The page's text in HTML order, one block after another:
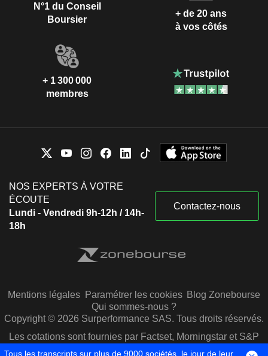
N°1 du Conseil
Boursier
+ de 20 ans
à vos côtés
+ 1 300 000
membres
NOS EXPERTS À VOTRE
ÉCOUTE
Lundi - Vendredi 9h-12h / 14h-
18h
Contactez-nous
Mentions légales Paramétrer les cookies Blog Zonebourse
Qui sommes-nous ?
Copyright © 2026 Surperformance SAS. Tous droits réservés.
Les cotations sont fournies par Factset, Morningstar et S&P
Capital IQ
Tous les transcripts sur plus de 9000 sociétés, le jour de leur